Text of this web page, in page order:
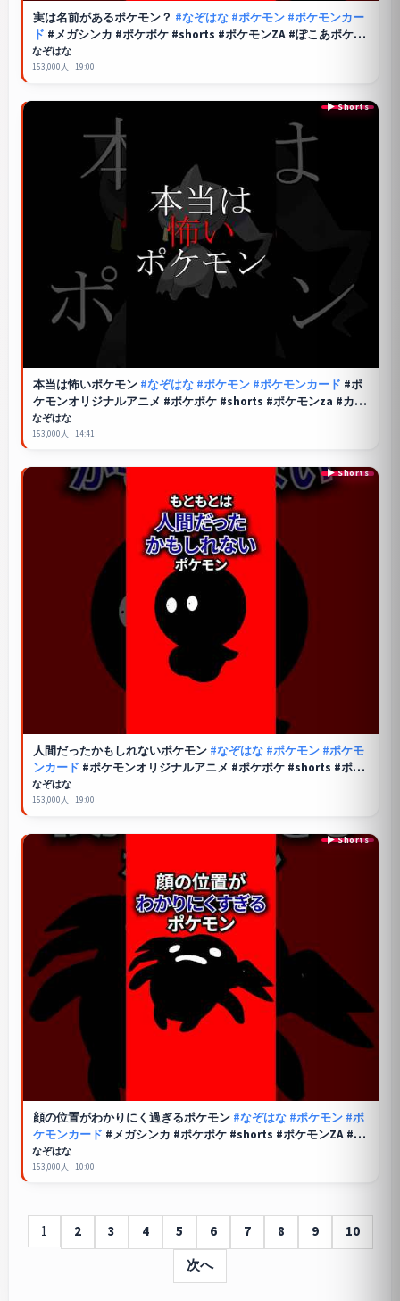
実は名前があるポケモン？ #なぞはな #ポケモン #ポケモンカー
ド #メガシンカ #ポケポケ #shorts #ポケモンZA #ぽこあポケモ
ン #アニポケ #ポケカ #ポケポケ #メガシビルドン
なぞはな
153,000人 19:00
本当は怖いポケモン #なぞはな #ポケモン #ポケモンカード #ポ
ケモンオリジナルアニメ #ポケポケ #shorts #ポケモンza #カイ
ロス #ジュペッタ #ぽこあポケモン #アニポケ #ポケポケ
なぞはな
153,000人 14:41
人間だったかもしれないポケモン #なぞはな #ポケモン #ポケモ
ンカード #ポケモンオリジナルアニメ #ポケポケ #shorts #ポケ
モンZA #ぽこあポケモン #アニポケ #ポケカ #ポケポケ
なぞはな
153,000人 19:00
顔の位置がわかりにく過ぎるポケモン #なぞはな #ポケモン #ポ
ケモンカード #メガシンカ #ポケポケ #shorts #ポケモンZA #ハ
ラバリー #ぽこあポケモン #ポケモンチャンピオンズ
なぞはな
153,000人 10:00
1 2 3 4 5 6 7 8 9
10
次へ